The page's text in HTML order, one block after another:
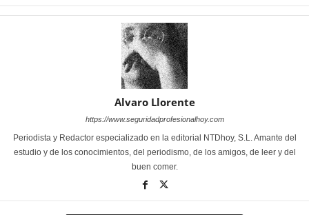
Alvaro Llorente
https://www.seguridadprofesionalhoy.com
Periodista y Redactor especializado en la editorial NTDhoy, S.L. Amante del
estudio y de los conocimientos, del periodismo, de los amigos, de leer y del
buen comer.